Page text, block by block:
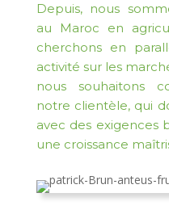
Depuis, nous
au Maroc en
cherchons en
activité sur les
nous souhaitons
notre clientèle, qui
avec des exigences
une croissance